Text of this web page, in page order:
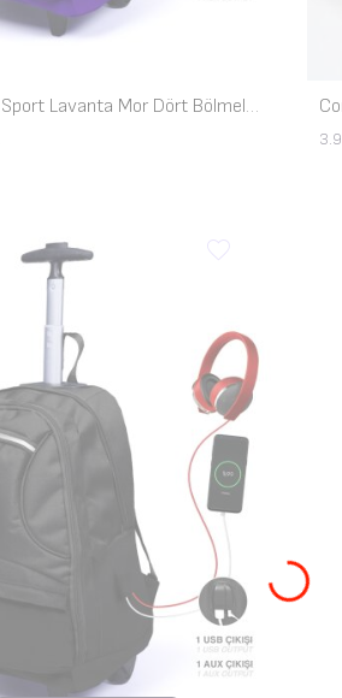
Coral High Sport Lavanta Mor Dört Bölmeli USB'li Çekçekli Sırt Çantası 23252